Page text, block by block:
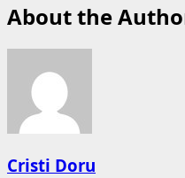
About the
Cristi Doru